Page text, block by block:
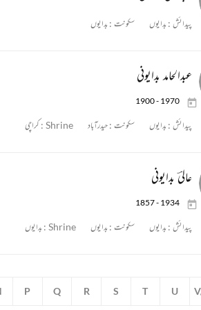
پیدائش : بدایوں سکونت : بدایوں
عبدالحامد بدایونی
1900 - 1970
پیدائش : بدایوں سکونت :حیدرآباد Shrine : کراچی
عالیؔ بدایونی
1857 - 1934
پیدائش : بدایوں سکونت : بدایوں Shrine : بدایوں
P Q R S T U